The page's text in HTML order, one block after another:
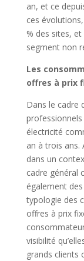
an, et ce
ces
% des sites,
segment non
Les
offres à prix
Dans le cadre
électricité
an à trois ans.
dans un
cadre général
également
typologie des
offres à prix
visibilité
grands clients